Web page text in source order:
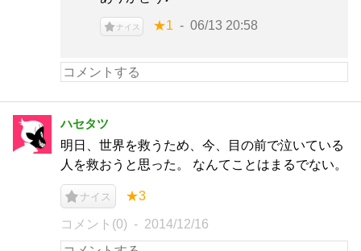
ナイス ★1 06/13 20:58
ハセタツ
明日、世界を救うため、今、目の前で泣いている
人を救おうと思った。 なんてことはまるでない。
ナイス ★3
コメント(0) 2014/12/16